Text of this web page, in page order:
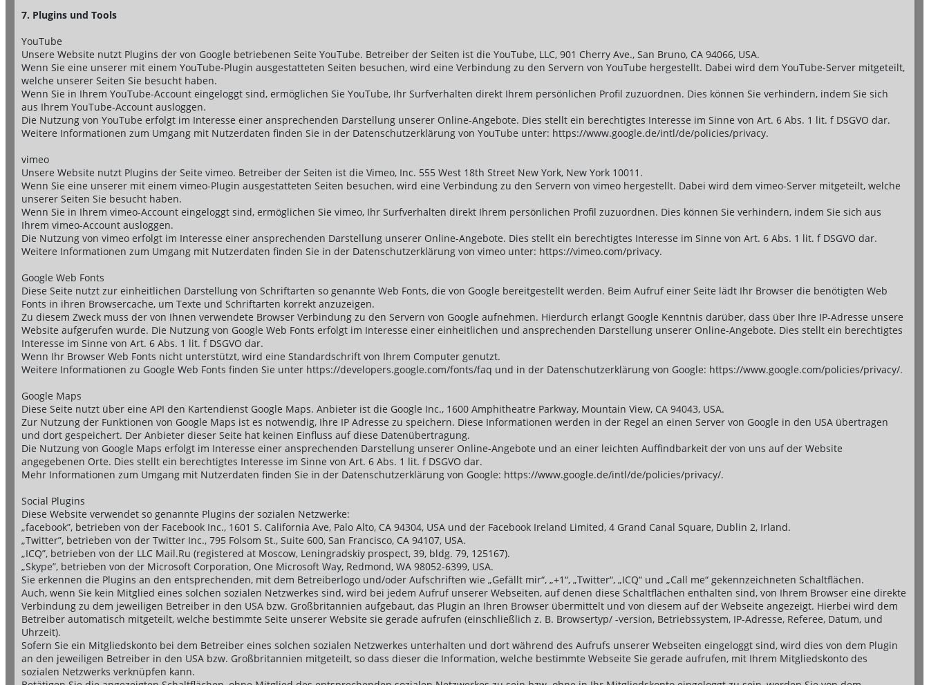
7. Plugins und Tools
YouTube
Unsere Website nutzt Plugins der von Google betriebenen Seite YouTube. Betreiber der Seiten ist die YouTube, LLC, 901 Cherry Ave., San Bruno, CA 94066, USA.
Wenn Sie eine unserer mit einem YouTube-Plugin ausgestatteten Seiten besuchen, wird eine Verbindung zu den Servern von YouTube hergestellt. Dabei wird dem YouTube-Server mitgeteilt,
welche unserer Seiten Sie besucht haben.
Wenn Sie in Ihrem YouTube-Account eingeloggt sind, ermöglichen Sie YouTube, Ihr Surfverhalten direkt Ihrem persönlichen Profil zuzuordnen. Dies können Sie verhindern, indem Sie sich
aus Ihrem YouTube-Account ausloggen.
Die Nutzung von YouTube erfolgt im Interesse einer ansprechenden Darstellung unserer Online-Angebote. Dies stellt ein berechtigtes Interesse im Sinne von Art. 6 Abs. 1 lit. f DSGVO dar.
Weitere Informationen zum Umgang mit Nutzerdaten finden Sie in der Datenschutzerklärung von YouTube unter: https://www.google.de/intl/de/policies/privacy.
vimeo
Unsere Website nutzt Plugins der Seite vimeo. Betreiber der Seiten ist die Vimeo, Inc. 555 West 18th Street New York, New York 10011.
Wenn Sie eine unserer mit einem vimeo-Plugin ausgestatteten Seiten besuchen, wird eine Verbindung zu den Servern von vimeo hergestellt. Dabei wird dem vimeo-Server mitgeteilt, welche
unserer Seiten Sie besucht haben.
Wenn Sie in Ihrem vimeo-Account eingeloggt sind, ermöglichen Sie vimeo, Ihr Surfverhalten direkt Ihrem persönlichen Profil zuzuordnen. Dies können Sie verhindern, indem Sie sich aus
Ihrem vimeo-Account ausloggen.
Die Nutzung von vimeo erfolgt im Interesse einer ansprechenden Darstellung unserer Online-Angebote. Dies stellt ein berechtigtes Interesse im Sinne von Art. 6 Abs. 1 lit. f DSGVO dar.
Weitere Informationen zum Umgang mit Nutzerdaten finden Sie in der Datenschutzerklärung von vimeo unter: https://vimeo.com/privacy.
Google Web Fonts
Diese Seite nutzt zur einheitlichen Darstellung von Schriftarten so genannte Web Fonts, die von Google bereitgestellt werden. Beim Aufruf einer Seite lädt Ihr Browser die benötigten Web
Fonts in ihren Browsercache, um Texte und Schriftarten korrekt anzuzeigen.
Zu diesem Zweck muss der von Ihnen verwendete Browser Verbindung zu den Servern von Google aufnehmen. Hierdurch erlangt Google Kenntnis darüber, dass über Ihre IP-Adresse unsere
Website aufgerufen wurde. Die Nutzung von Google Web Fonts erfolgt im Interesse einer einheitlichen und ansprechenden Darstellung unserer Online-Angebote. Dies stellt ein berechtigtes
Interesse im Sinne von Art. 6 Abs. 1 lit. f DSGVO dar.
Wenn Ihr Browser Web Fonts nicht unterstützt, wird eine Standardschrift von Ihrem Computer genutzt.
Weitere Informationen zu Google Web Fonts finden Sie unter https://developers.google.com/fonts/faq und in der Datenschutzerklärung von Google: https://www.google.com/policies/privacy/.
Google Maps
Diese Seite nutzt über eine API den Kartendienst Google Maps. Anbieter ist die Google Inc., 1600 Amphitheatre Parkway, Mountain View, CA 94043, USA.
Zur Nutzung der Funktionen von Google Maps ist es notwendig, Ihre IP Adresse zu speichern. Diese Informationen werden in der Regel an einen Server von Google in den USA übertragen
und dort gespeichert. Der Anbieter dieser Seite hat keinen Einfluss auf diese Datenübertragung.
Die Nutzung von Google Maps erfolgt im Interesse einer ansprechenden Darstellung unserer Online-Angebote und an einer leichten Auffindbarkeit der von uns auf der Website
angegebenen Orte. Dies stellt ein berechtigtes Interesse im Sinne von Art. 6 Abs. 1 lit. f DSGVO dar.
Mehr Informationen zum Umgang mit Nutzerdaten finden Sie in der Datenschutzerklärung von Google: https://www.google.de/intl/de/policies/privacy/.
Social Plugins
Diese Website verwendet so genannte Plugins der sozialen Netzwerke:
„facebook”, betrieben von der Facebook Inc., 1601 S. California Ave, Palo Alto, CA 94304, USA und der Facebook Ireland Limited, 4 Grand Canal Square, Dublin 2, Irland.
„Twitter”, betrieben von der Twitter Inc., 795 Folsom St., Suite 600, San Francisco, CA 94107, USA.
„ICQ”, betrieben von der LLC Mail.Ru (registered at Moscow, Leningradskiy prospect, 39, bldg. 79, 125167).
„Skype”, betrieben von der Microsoft Corporation, One Microsoft Way, Redmond, WA 98052-6399, USA.
Sie erkennen die Plugins an den entsprechenden, mit dem Betreiberlogo und/oder Aufschriften wie „Gefällt mir“, „+1“, „Twitter“, „ICQ“ und „Call me“ gekennzeichneten Schaltflächen.
Auch, wenn Sie kein Mitglied eines solchen sozialen Netzwerkes sind, wird bei jedem Aufruf unserer Webseiten, auf denen diese Schaltflächen enthalten sind, von Ihrem Browser eine direkte
Verbindung zu dem jeweiligen Betreiber in den USA bzw. Großbritannien aufgebaut, das Plugin an Ihren Browser übermittelt und von diesem auf der Webseite angezeigt. Hierbei wird dem
Betreiber automatisch mitgeteilt, welche bestimmte Seite unserer Website sie gerade aufrufen (einschließlich z. B. Browsertyp/ -version, Betriebssystem, IP-Adresse, Referee, Datum, und
Uhrzeit).
Sofern Sie ein Mitgliedskonto bei dem Betreiber eines solchen sozialen Netzwerkes unterhalten und dort während des Aufrufs unserer Webseiten eingeloggt sind, wird dies von dem Plugin
an den jeweiligen Betreiber in den USA bzw. Großbritannien mitgeteilt, so dass dieser die Information, welche bestimmte Webseite Sie gerade aufrufen, mit Ihrem Mitgliedskonto des
sozialen Netzwerks verknüpfen kann.